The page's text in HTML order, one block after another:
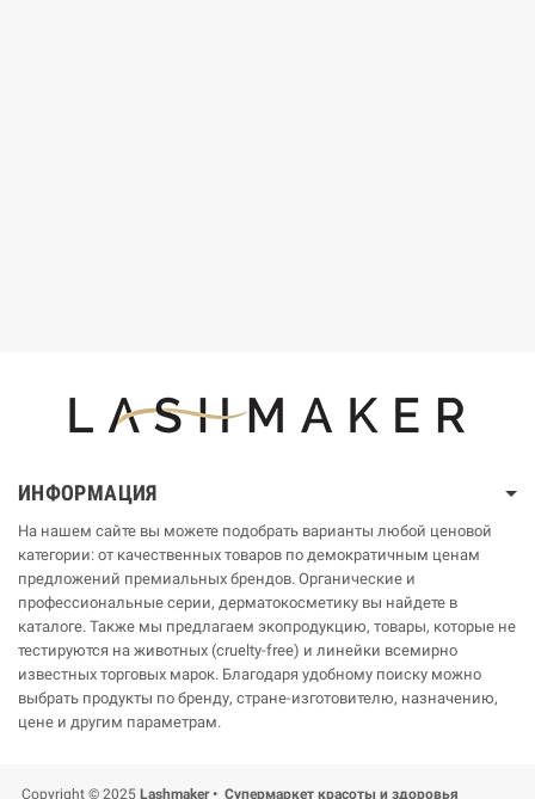
ИНФОРМАЦИЯ
На нашем сайте вы можете подобрать варианты любой ценовой
категории: от качественных товаров по демократичным ценам
предложений премиальных брендов. Органические и
профессиональные серии, дерматокосметику вы найдете в
каталоге. Также мы предлагаем экопродукцию, товары, которые не
тестируются на животных (cruelty-free) и линейки всемирно
известных торговых марок. Благодаря удобному поиску можно
выбрать продукты по бренду, стране-изготовителю, назначению,
цене и другим параметрам.
Copyright © 2025 Lashmaker • Супермаркет красоты и здоровья